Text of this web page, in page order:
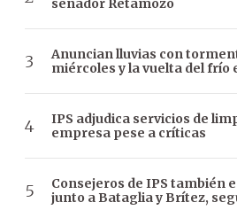
senador Retamozo
Anuncian lluvias con
miércoles y la vuelta del frío
IPS adjudica servicios de
empresa pese a críticas
Consejeros de IPS también
junto a Bataglia y Brítez,